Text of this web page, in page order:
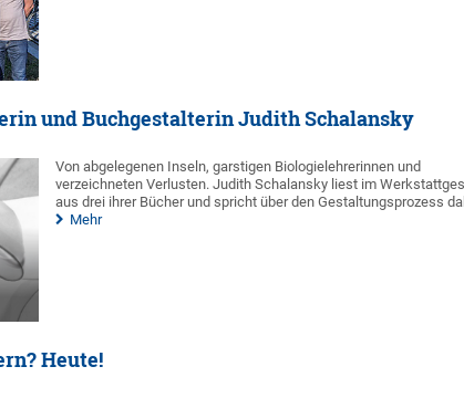
und Buchgestalterin Judith Schalansky
Von abgelegenen Inseln, garstigen Biologielehrerinnen und
verzeichneten Verlusten. Judith Schalansky liest im
aus drei ihrer Bücher und spricht über den Gestaltungsprozess
Mehr
Heute!